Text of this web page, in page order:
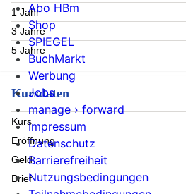
1 Jahr
3 Jahre
5 Jahre
Kursdaten
Kurs
Eröffnung
Geld
Brief
Abo HBm
Shop
SPIEGEL
BuchMarkt
Werbung
Jobs
manage › forward
Impressum
Datenschutz
Barrierefreiheit
Nutzungsbedingungen